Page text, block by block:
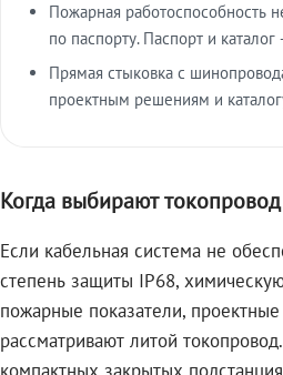
Пожарная работоспособность
по паспорту. Паспорт и
Прямая стыковка с
проектным решениям и
Когда выбирают токопровод
Если кабельная система не
степень защиты IP68,
пожарные показатели, проектные
рассматривают литой